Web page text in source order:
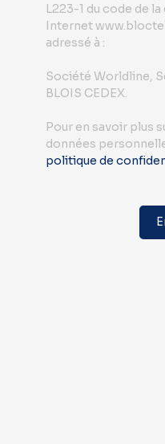
L223-1 du code de
Internet
adressé à :
Société Worldline,
BLOIS CEDEX.
Pour en savoir plus
données
politique de